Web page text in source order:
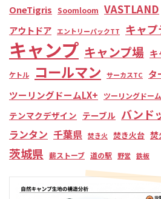
OneTigris Soomloom VASTLAND
アウトドア エントリーパックTT キャ
キャンプ キャンプ場 キ
ケトル コールマン サーカスTC タ
ツーリングドームLX+ ツーリングドー
テンマクデザイン テーブル バンド
ランタン 千葉県 焚き火 焚き火台 焚
茨城県 薪ストーブ 道の駅 野営 鉄板